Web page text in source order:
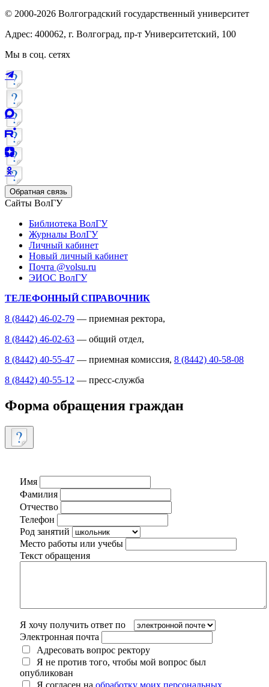
© 2000-2026 Волгоградский государственный университет
Адрес: 400062, г. Волгоград, пр-т Университетский, 100
Мы в соц. сетях
Обратная связь
Сайты ВолГУ
Библиотека ВолГУ
Журналы ВолГУ
Личный кабинет
Новый личный кабинет
Почта @volsu.ru
ЭИОС ВолГУ
ТЕЛЕФОННЫЙ СПРАВОЧНИК
8 (8442) 46-02-79 — приемная ректора,
8 (8442) 46-02-63 — общий отдел,
8 (8442) 40-55-47 — приемная комиссия, 8 (8442) 40-58-08
8 (8442) 40-55-12 — пресс-служба
Форма обращения граждан
Имя
Фамилия
Отчество
Телефон
Род занятий
Место работы или учебы
Текст обращения
Я хочу получить ответ по
Электронная почта
Адресовать вопрос ректору
Я не против того, чтобы мой вопрос был
опубликован